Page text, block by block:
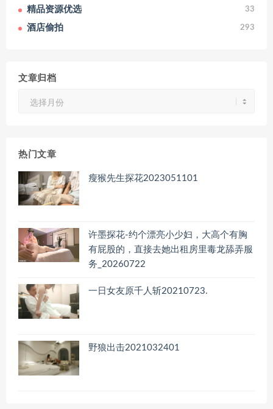
精品资源优选 33
酒店偷拍 293
文章归档
热门文章
瘦猴先生探花2023051101
许墨探花-约个漂亮小少妇，大高个有胸
有屁股的，直接去她出租房里毒龙舔弄服
务_20260722
一日女友原千人斩20210723.
野狼出击2021032401